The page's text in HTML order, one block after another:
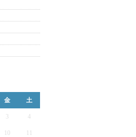
金 土
3 4